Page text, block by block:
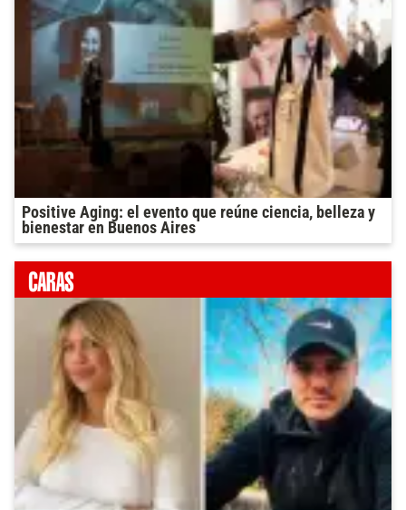
Positive Aging: el evento que reúne ciencia, belleza y
bienestar en Buenos Aires